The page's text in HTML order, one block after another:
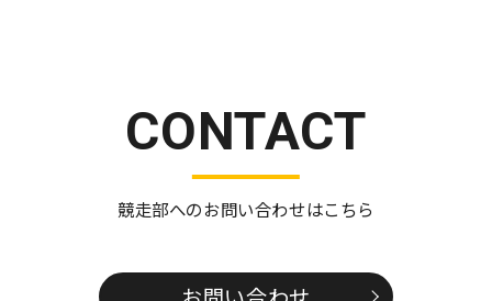
CONTACT
競走部へのお問い合わせはこちら